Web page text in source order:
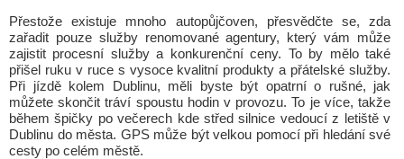
Přestože existuje mnoho autopůjčoven, přesvědčte se, zda
zařadit pouze služby renomované agentury, který vám může
zajistit procesní služby a konkurenční ceny. To by mělo také
přišel ruku v ruce s vysoce kvalitní produkty a přátelské služby.
Při jízdě kolem Dublinu, měli byste být opatrní o rušné, jak
můžete skončit tráví spoustu hodin v provozu. To je více, takže
během špičky po večerech kde střed silnice vedoucí z letiště v
Dublinu do města. GPS může být velkou pomocí při hledání své
cesty po celém městě.